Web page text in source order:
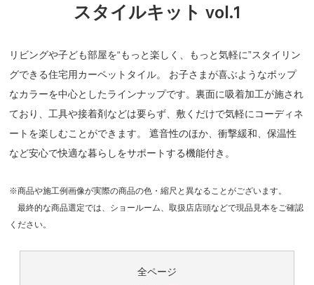
スタイルキット vol.1
リビングや子ども部屋を“もっと楽しく、もっと気軽に”スタイリン
グできる住宅用カーペットタイル。 お子さまが喜ぶようなポップ
なカラーを中心としたラインナップです。裏面に吸着加工が施され
ており、工具や接着剤などは要らず、敷くだけで気軽にコーディネ
ートを楽しむことができます。 遮音性のほか、衝撃緩和、保温性
など安心で快適な暮らしをサポートする機能付き。
※商品や施工例画像が実際の商品の色・縮尺と異なることがございます。
最終的な商品選定では、ショールーム、取扱店店頭などで現品見本をご確認
ください。
全ページ